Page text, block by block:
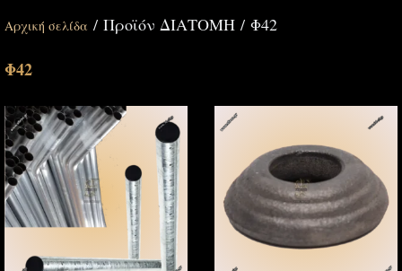
Αρχική σελίδα / Προϊόν ΔΙΑΤΟΜΗ / Φ42
Φ42